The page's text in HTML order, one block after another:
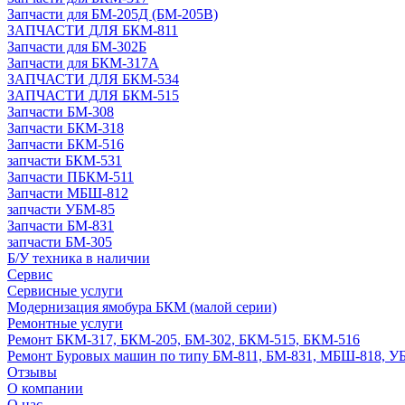
Запчасти для БМ-205Д (БМ-205В)
ЗАПЧАСТИ ДЛЯ БКМ-811
Запчасти для БМ-302Б
Запчасти для БКМ-317А
ЗАПЧАСТИ ДЛЯ БКМ-534
ЗАПЧАСТИ ДЛЯ БКМ-515
Запчасти БМ-308
Запчасти БКМ-318
Запчасти БКМ-516
запчасти БКМ-531
Запчасти ПБКМ-511
Запчасти МБШ-812
запчасти УБМ-85
Запчасти БМ-831
запчасти БМ-305
Б/У техника в наличии
Сервис
Сервисные услуги
Модернизация ямобура БКМ (малой серии)
Ремонтные услуги
Ремонт БКМ-317, БКМ-205, БМ-302, БКМ-515, БКМ-516
Ремонт Буровых машин по типу БМ-811, БМ-831, МБШ-818,
Отзывы
О компании